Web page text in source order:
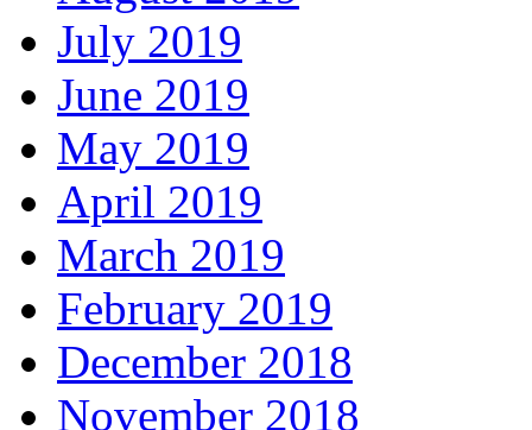
July 2019
June 2019
May 2019
April 2019
March 2019
February 2019
December 2018
November 2018